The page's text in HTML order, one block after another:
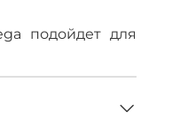
подойдет для